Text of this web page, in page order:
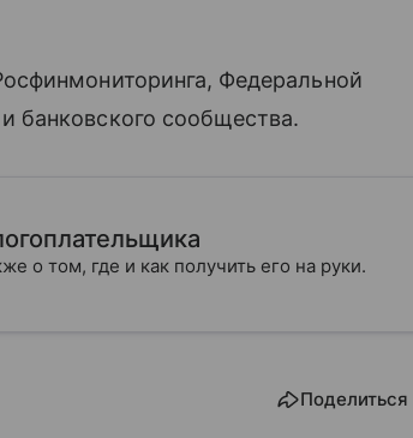
Федеральной
банковского сообщества.
о том, где и как получить его на руки.
Поделиться